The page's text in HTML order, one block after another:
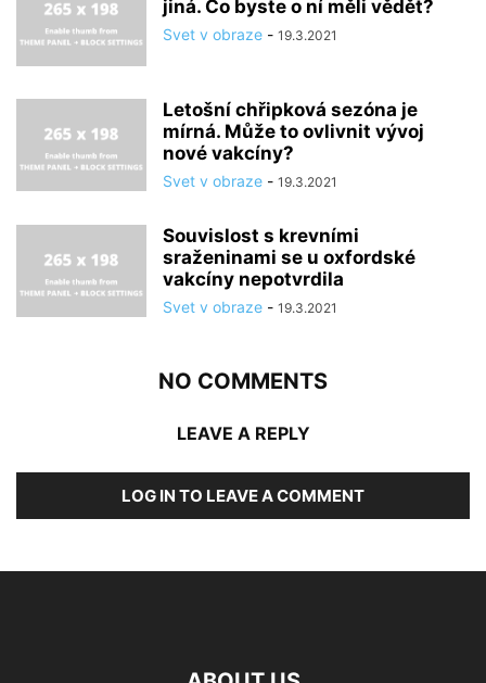
jiná. Co byste o ní měli vědět?
Svet v obraze - 19.3.2021
Letošní chřipková sezóna je
mírná. Může to ovlivnit vývoj
nové vakcíny?
Svet v obraze - 19.3.2021
Souvislost s krevními
sraženinami se u oxfordské
vakcíny nepotvrdila
Svet v obraze - 19.3.2021
NO COMMENTS
LEAVE A REPLY
LOG IN TO LEAVE A COMMENT